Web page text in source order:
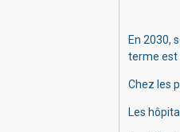
En 2030,
terme est
Chez les
Les